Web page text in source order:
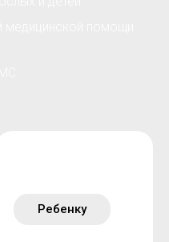
Ребенку